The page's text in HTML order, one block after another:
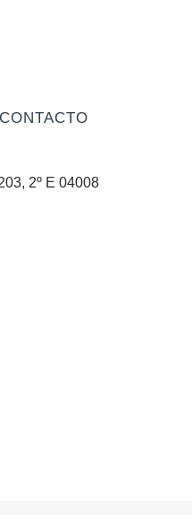
2º E 04008